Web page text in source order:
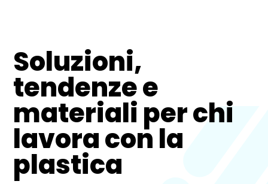
Soluzioni,
tendenze e
materiali per chi
lavora con la
plastica